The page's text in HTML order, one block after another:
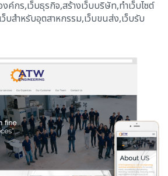
ค์กร,เว็บธุรกิจ,สร้างเว็บบริษัท,ทำเว็บไซต์
บสำหรับอุตสาหกรรม,เว็บขนส่ง,เว็บรับ